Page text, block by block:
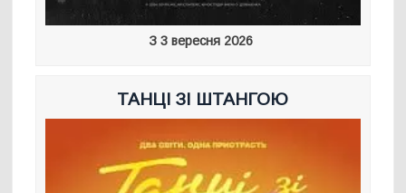
З 3 вересня 2026
ТАНЦІ ЗІ ШТАНГОЮ